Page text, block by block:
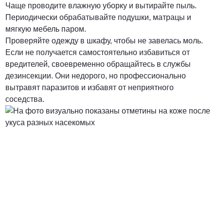
Чаще проводите влажную уборку и вытирайте пыль.
Периодически обрабатывайте подушки, матрацы и
мягкую мебель паром.
Проверяйте одежду в шкафу, чтобы не завелась моль.
Если не получается самостоятельно избавиться от
вредителей, своевременно обращайтесь в службы
дезинсекции. Они недорого, но профессионально
вытравят паразитов и избавят от неприятного
соседства.